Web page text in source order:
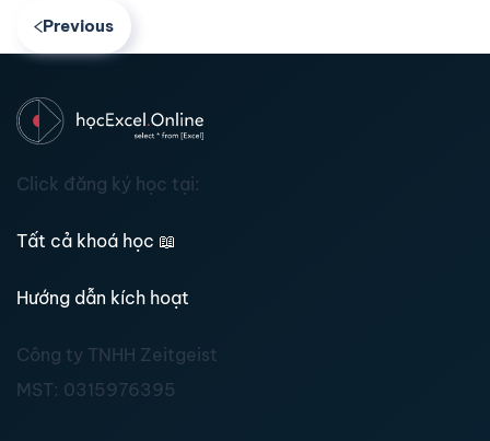
Previous
Click đăng ký học tại:
Tất cả khoá học 📖
Hướng dẫn kích hoạt
Công ty TNHH Zeitgeist
MST: 0315976395